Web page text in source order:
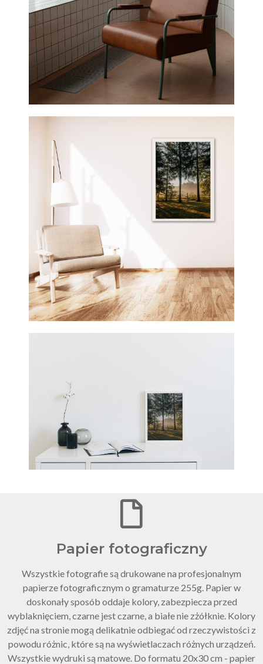
Papier fotograficzny
Wszystkie fotografie są drukowane na profesjonalnym
papierze fotograficznym o gramaturze 255g. Papier w
doskonały sposób oddaje kolory, zabezpiecza przed
wyblaknięciem, czarne jest czarne, a białe nie zżółknie. Kolory
zdjęć na stronie mogą delikatnie odbiegać od rzeczywistości z
powodu różnic, które są na wyświetlaczach różnych urządzeń.
Wszystkie wydruki są matowe. Do formatu 20x30 cm - papier